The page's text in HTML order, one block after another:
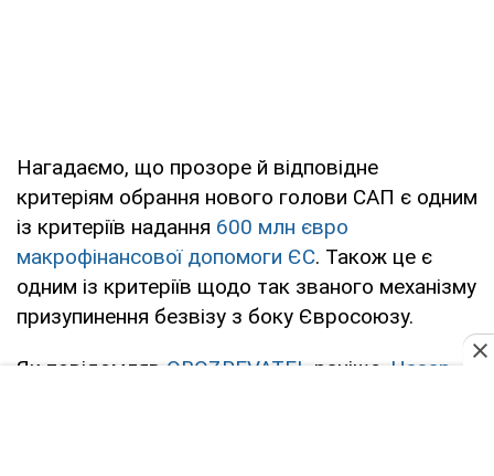
Нагадаємо, що прозоре й відповідне
критеріям обрання нового голови САП є одним
із критеріїв надання 600 млн євро
макрофінансової допомоги ЄС. Також це є
одним із критеріїв щодо так званого механізму
призупинення безвізу з боку Євросоюзу.
Як повідомляв OBOZREVATEL раніше, Назар